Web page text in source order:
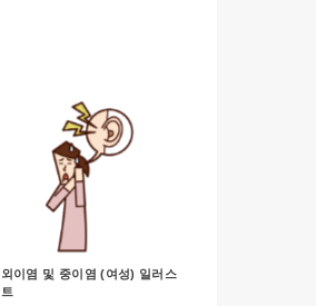
외이염 및 중이염 (여성) 일러스
트